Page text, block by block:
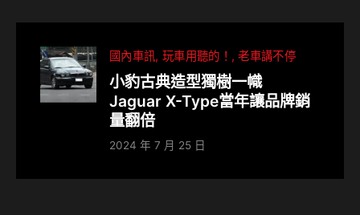
國內車訊 玩車用聽的！ 老車講不停
小豹古典造型獨樹一幟
Jaguar X-Type當年讓品牌銷
量翻倍
2024 年 7 月 25 日